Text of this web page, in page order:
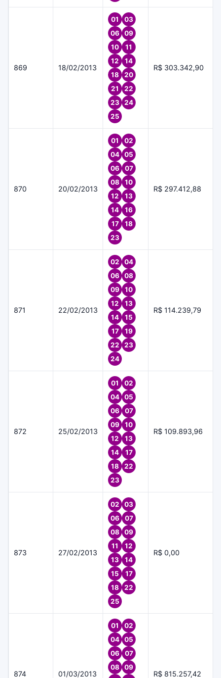
869 18/02/2013
01
03
06
09
10
11
12
14
18
20
21
22
23
24
25
R$ 303.342,90
870 20/02/2013
01
02
04
05
06
07
08
10
12
13
14
16
17
18
23
R$ 297.412,88
871 22/02/2013
02
04
06
08
09
10
12
13
14
15
17
19
22
23
24
R$ 114.239,79
872 25/02/2013
01
02
04
05
06
07
09
10
12
13
14
17
18
22
23
R$ 109.893,96
873 27/02/2013
02
03
06
07
08
09
11
12
13
14
15
17
18
22
25
R$ 0,00
874 01/03/2013
01
02
04
05
06
07
08
09
R$ 815.257,42